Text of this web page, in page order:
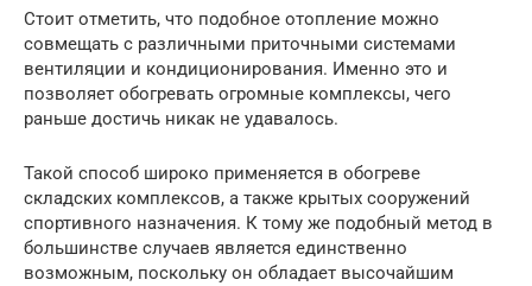
Стоит отметить, что подобное отопление можно
совмещать с различными приточными системами
вентиляции и кондиционирования. Именно это и
позволяет обогревать огромные комплексы, чего
раньше достичь никак не удавалось.
Такой способ широко применяется в обогреве
складских комплексов, а также крытых сооружений
спортивного назначения. К тому же подобный метод в
большинстве случаев является единственно
возможным, поскольку он обладает высочайшим